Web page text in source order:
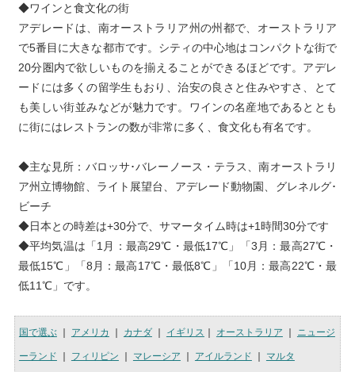
◆ワインと食文化の街
アデレードは、南オーストラリア州の州都で、オーストラリア
で5番目に大きな都市です。シティの中心地はコンパクトな街で
20分圏内で欲しいものを揃えることができるほどです。アデレ
ードには多くの留学生もおり、治安の良さと住みやすさ、とて
も美しい街並みなどが魅力です。ワインの名産地であるととも
に街にはレストランの数が非常に多く、食文化も有名です。
◆主な見所：バロッサ･バレーノース・テラス、南オーストラリ
ア州立博物館、ライト展望台、アデレード動物園、グレネルグ･
ビーチ
◆日本との時差は+30分で、サマータイム時は+1時間30分です
◆平均気温は「1月：最高29℃・最低17℃」「3月：最高27℃・
最低15℃」「8月：最高17℃・最低8℃」「10月：最高22℃・最
低11℃」です。
国で選ぶ ｜ アメリカ ｜ カナダ｜ イギリス ｜ オーストラリア ｜ ニュージ
ーランド ｜ フィリピン ｜ マレーシア ｜ アイルランド ｜ マルタ